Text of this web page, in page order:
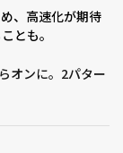
、高速化が期待
とも。
オンに。2パター